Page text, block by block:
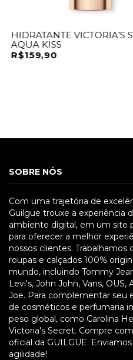
HIDRATANTE VICTORIA’S
AQUA KISS
R$159,90
SOBRE NÓS
Com uma trajetória de
Guilgue trouxe a experiência
ambiente digital, em um site
para oferecer a melhor
nossos clientes. Trabalhamos
roupas e calçados 100%
mundo, incluindo Tommy
Levi's, John John, Vans,
Joe. Para complementar seu
de cosméticos e perfumaria
peso global, como Carolina
Victoria's Secret. Compre
oficial da GUILGUE.
agilidade!